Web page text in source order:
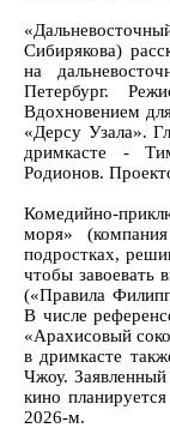
Сибирякова)
на
Петербург.
Вдохновением
«Дерсу Узала».
дримкасте -
Родионов.
Комедийно-
моря»
подростках,
чтобы завоевать
(«Правила
В числе
«Арахисовый
в дримкасте
Чжоу.
кино
2026-м.